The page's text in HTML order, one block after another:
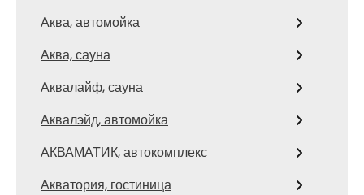
Аква, автомойка
Аква, сауна
Аквалайф, сауна
Аквалэйд, автомойка
АКВАМАТИК, автокомплекс
Акватория, гостиница